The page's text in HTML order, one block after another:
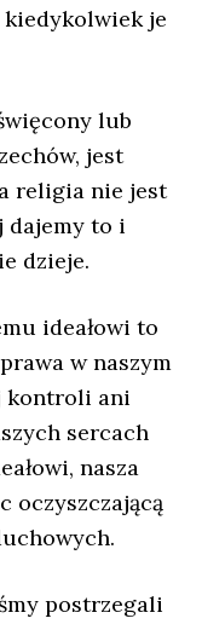
je
lub
jest
religia nie jest
dajemy to i
dzieje.
ideałowi to
w naszym
kontroli ani
sercach
nasza
oczyszczającą
postrzegali